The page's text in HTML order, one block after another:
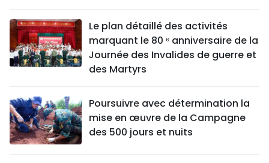
Le plan détaillé des activités
marquant le 80 ᵉ anniversaire de la
Journée des Invalides de guerre et
des Martyrs
Poursuivre avec détermination la
mise en œuvre de la Campagne
des 500 jours et nuits